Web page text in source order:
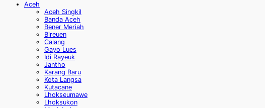
Aceh
Aceh Singkil
Banda Aceh
Bener Meriah
Bireuen
Calang
Gayo Lues
Idi Rayeuk
Jantho
Karang Baru
Kota Langsa
Kutacane
Lhokseumawe
Lhoksukon